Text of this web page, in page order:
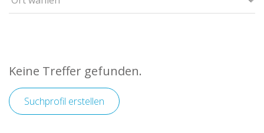
Keine Treffer gefunden.
Suchprofil erstellen